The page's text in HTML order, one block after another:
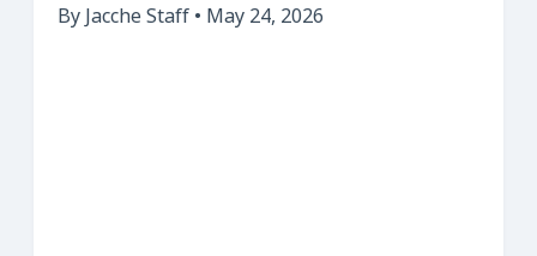
By Jacche Staff • May 24, 2026